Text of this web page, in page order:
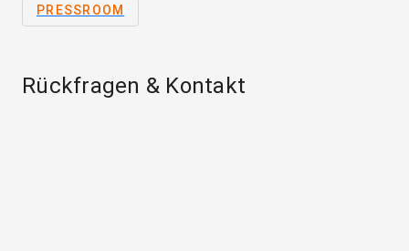
PRESSROOM
Rückfragen & Kontakt